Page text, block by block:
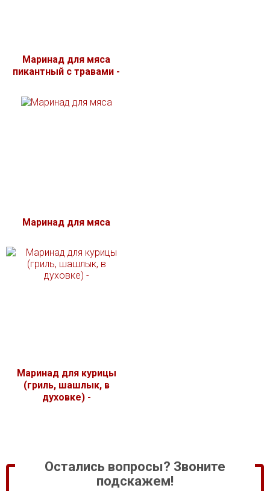
Маринад для мяса
пикантный с травами -
Маринад для мяса
Маринад для курицы
(гриль, шашлык, в
духовке) -
Остались вопросы? Звоните
подскажем!